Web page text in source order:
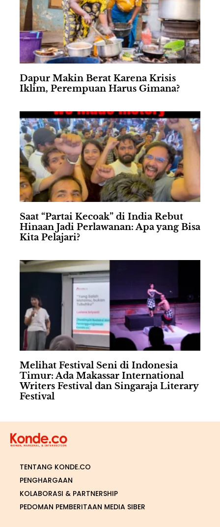
Dapur Makin Berat Karena Krisis
Iklim, Perempuan Harus Gimana?
Saat “Partai Kecoak” di India Rebut
Hinaan Jadi Perlawanan: Apa yang Bisa
Kita Pelajari?
Melihat Festival Seni di Indonesia
Timur: Ada Makassar International
Writers Festival dan Singaraja Literary
Festival
TENTANG KONDE.CO
PENGHARGAAN
KOLABORASI & PARTNERSHIP
PEDOMAN PEMBERITAAN MEDIA SIBER